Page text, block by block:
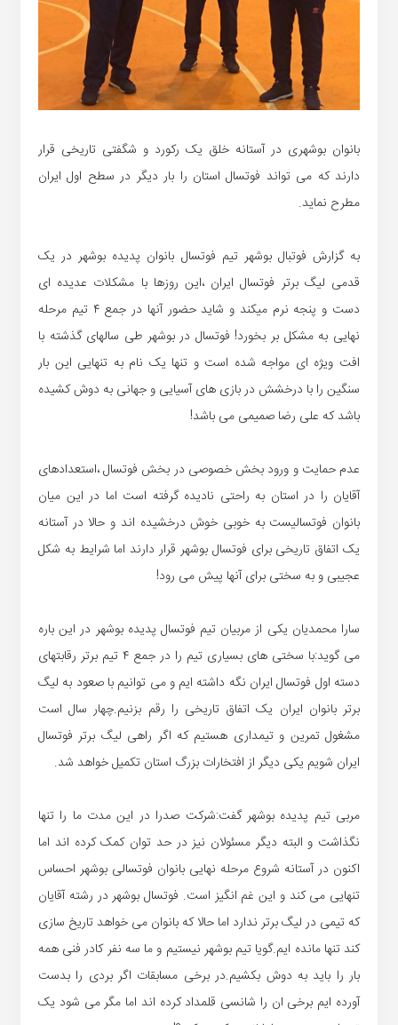
بانوان بوشهری در آستانه خلق یک رکورد و شگفتی تاریخی قرار
دارند که می تواند فوتسال استان را بار دیگر در سطح اول ایران
مطرح نماید.
به گزارش فوتبال بوشهر تیم فوتسال بانوان پدیده بوشهر در یک
قدمی لیگ برتر فوتسال ایران ،این روزها با مشکلات عدیده ای
دست و پنجه نرم میکند و شاید حضور آنها در جمع ۴ تیم مرحله
نهایی به مشکل بر بخورد! فوتسال در بوشهر طی سالهای گذشته با
افت ویژه ای مواجه شده است و تنها یک نام به تنهایی این بار
سنگین را با درخشش در بازی های آسیایی و جهانی به دوش کشیده
باشد که علی رضا صمیمی می باشد!
عدم حمایت و ورود بخش خصوصی در بخش فوتسال ،استعدادهای
آقایان را در استان به راحتی نادیده گرفته است اما در این میان
بانوان فوتسالیست به خوبی خوش درخشیده اند و حالا در آستانه
یک اتفاق تاریخی برای فوتسال بوشهر قرار دارند اما شرایط به شکل
عجیبی و به سختی برای آنها پیش می رود!
سارا محمدیان یکی از مربیان تیم فوتسال پدیده بوشهر در این باره
می گوید:با سختی های بسیاری تیم را در جمع ۴ تیم برتر رقابتهای
دسته اول فوتسال ایران نگه داشته ایم و می توانیم با صعود به لیگ
برتر بانوان ایران یک اتفاق تاریخی را رقم بزنیم.چهار سال است
مشغول تمرین و تیمداری هستیم که اگر راهی لیگ برتر فوتسال
ایران شویم یکی دیگر از افتخارات بزرگ استان تکمیل خواهد شد.
مربی تیم پدیده بوشهر گفت:شرکت صدرا در این مدت ما را تنها
نگذاشت و البته دیگر مسئولان نیز در حد توان کمک کرده اند اما
اکنون در آستانه شروع مرحله نهایی بانوان فوتسالی بوشهر احساس
تنهایی می کند و این غم انگیز است. فوتسال بوشهر در رشته آقایان
که تیمی در لیگ برتر ندارد اما حالا که بانوان می خواهد تاریخ سازی
کند تنها مانده ایم.گویا تیم بوشهر نیستیم و ما سه نفر کادر فنی همه
بار را باید به دوش بکشیم.در برخی مسابقات اگر بردی را بدست
آورده ایم برخی ان را شانسی قلمداد کرده اند اما مگر می شود یک